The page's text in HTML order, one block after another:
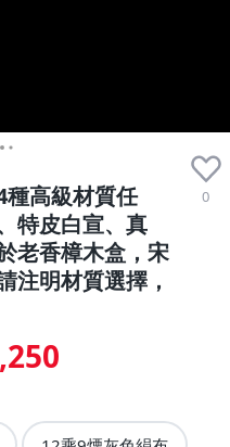
高級材質任
特皮白宣、真
老香樟木盒，宋
注明材質選擇，
0